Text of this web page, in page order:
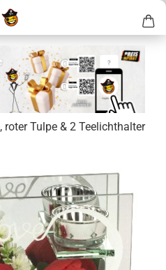
roter Tulpe & 2 Tee­licht­hal­ter